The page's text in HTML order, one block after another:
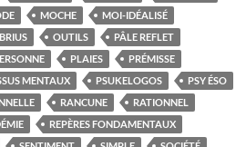
MOCHE
MOI-IDÉALISÉ
OUTILS
PÂLE REFLET
PLAIES
PRÉMISSE
MENTAUX PSUKELOGOS
PSY ÉSO
RANCUNE
RATIONNEL
REPÈRES FONDAMENTAUX